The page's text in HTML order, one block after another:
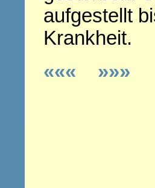
aufgestellt
Krankheit.
«««
»»»